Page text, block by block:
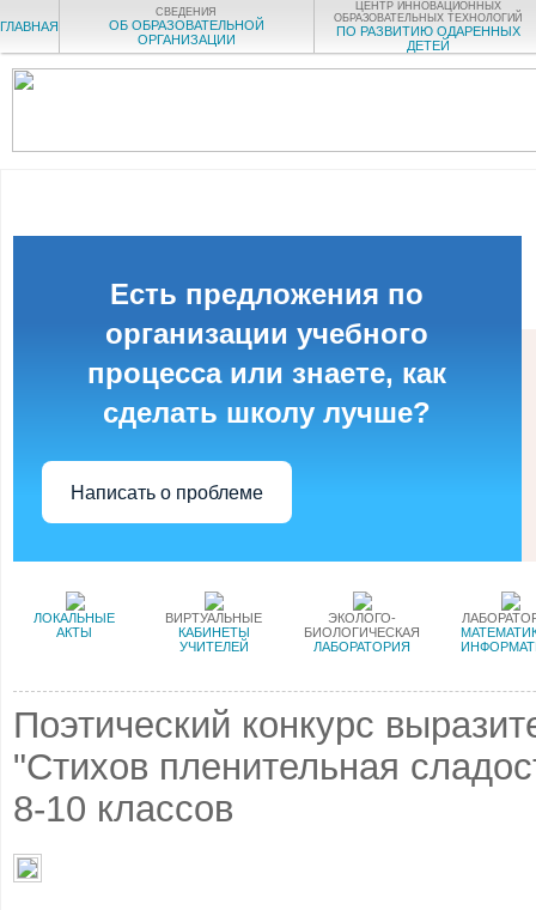
ГЛАВНАЯ
СВЕДЕНИЯ
ОБ ОБРАЗОВАТЕЛЬНОЙ
ОРГАНИЗАЦИИ
ЦЕНТР ИННОВАЦИОННЫХ
ОБРАЗОВАТЕЛЬНЫХ ТЕХНОЛОГИЙ
ПО РАЗВИТИЮ ОДАРЕННЫХ
ДЕТЕЙ
Есть предложения по
организации учебного
процесса или знаете, как
сделать школу лучше?
Написать о проблеме
ЛОКАЛЬНЫЕ
АКТЫ
ВИРТУАЛЬНЫЕ
КАБИНЕТЫ
УЧИТЕЛЕЙ
ЭКОЛОГО-
БИОЛОГИЧЕСКАЯ
ЛАБОРАТОРИЯ
Поэтический конкурс
"Стихов пленительная
8-10 классов